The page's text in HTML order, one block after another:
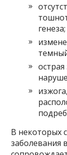
генеза;
В некоторых
заболевания